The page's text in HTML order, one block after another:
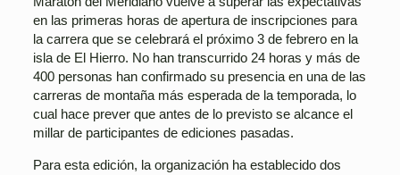
en las primeras horas de apertura de inscripciones para
la carrera que se celebrará el próximo 3 de febrero en la
isla de El Hierro. No han transcurrido 24 horas y más de
400 personas han confirmado su presencia en una de las
carreras de montaña más esperada de la temporada, lo
cual hace prever que antes de lo previsto se alcance el
millar de participantes de ediciones pasadas.
Para esta edición, la organización ha establecido dos